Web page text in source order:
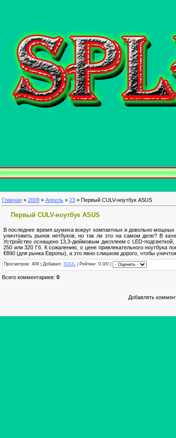
Главная » 2009 » Апрель » 23 » Первый CULV-ноутбук ASUS
Первый CULV-ноутбук ASUS
В последнее время шумиха вокруг компактных и довольно мощных
уничтожить рынок нетбуков, но так ли это на самом деле? В
Устройство оснащено 13,3-дюймовым дисплеем с LED-
250 или 320 Гб. К сожалению, о цене привлекательного ноутбука
€890 (для рынка Европы), а это явно слишком дорого, чтобы
Просмотров: 409 | Добавил: SOUL | Рейтинг: 0.0/0 |
Всего комментариев: 0
Добавлять